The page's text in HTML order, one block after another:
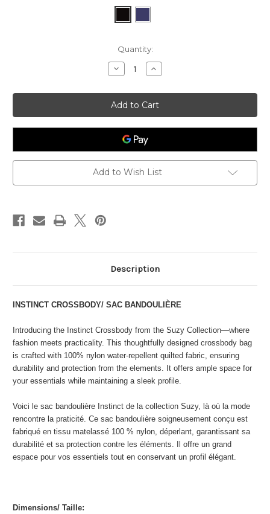
Quantity:
Decrease
Quantity
Instinct
Increase
Quantity
Instinct
Add to Wish List
Description
INSTINCT CROSSBODY/ SAC BANDOULIÈRE
Introducing the Instinct Crossbody from the Suzy Collection—where
fashion meets practicality. This thoughtfully designed crossbody bag
is crafted with 100% nylon water-repellent quilted fabric, ensuring
durability and protection from the elements. It offers ample space for
your essentials while maintaining a sleek profile.
Voici le sac bandoulière Instinct de la collection Suzy, là où la mode
rencontre la praticité. Ce sac bandoulière soigneusement conçu est
fabriqué en tissu matelassé 100 % nylon, déperlant, garantissant sa
durabilité et sa protection contre les éléments. Il offre un grand
espace pour vos essentiels tout en conservant un profil élégant.
Dimensions/ Taille: